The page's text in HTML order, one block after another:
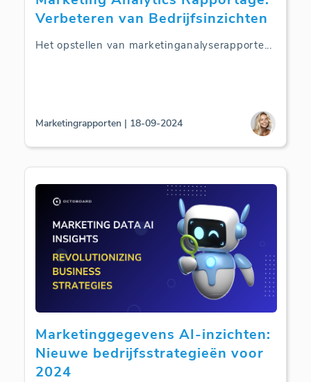
Verbeteren van Bedrijfsinzichten
Het opstellen van marketinganalyserapporte...
Marketingrapporten | 18-09-2024
Marketinggegevens AI-inzichten:
Nieuwe bedrijfsstrategieën voor
2024